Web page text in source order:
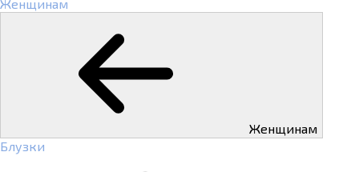
Женщинам
Женщинам
Блузки